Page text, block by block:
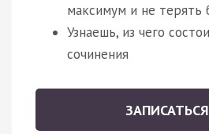
максимум и не терять
Узнаешь, из чего
сочинения
ЗАПИСАТЬСЯ